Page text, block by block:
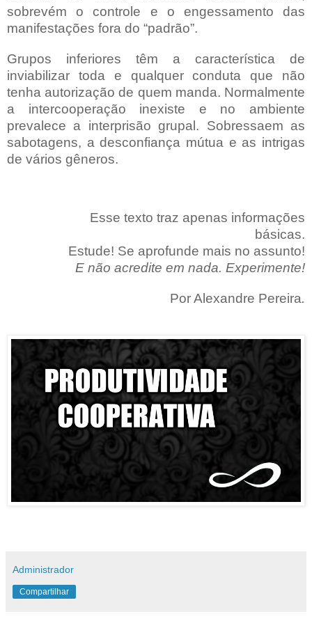
sobrevém o controle e o engessamento das
manifestações fora do “padrão”.
Grupos inferiores têm a característica de
inviabilizar toda e qualquer conduta que não
tenha autorização de quem manda. Normalmente
a intercooperação inexiste e no ambiente
prevalece a interprisão grupal. Sobressaem as
sabotagens, a desconfiança mútua e as intrigas
de vários gêneros.
Esse texto traz apenas informações
básicas.
Estude! Se aprofunde mais no assunto!
E não acredite em nada. Experimente!
Por Alexandre Pereira.
Administrador
Compartilhar